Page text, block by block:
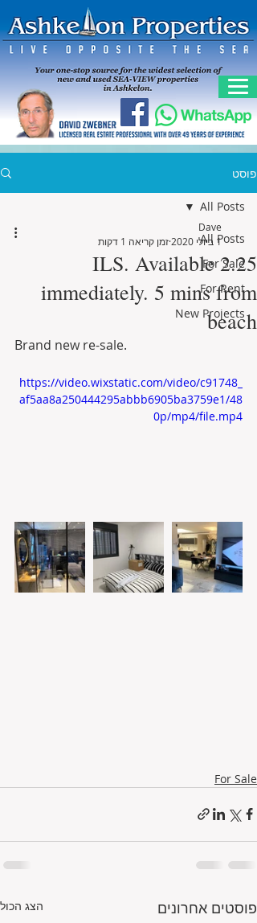
פוסט
All Posts
For Sale
For Rent
New Projects
All Posts
2.25 ILS. Available
immediately. 5 mins from
beach
Dave
1 ביולי 2020
זמן קריאה 1 דקות
Brand new re-sale.
https://video.wixstatic.com/video/c91748_
af5aa8a250444295abbb6905ba3759e1/48
0p/mp4/file.mp4
For Sale
פוסטים אחרונים הצג הכול